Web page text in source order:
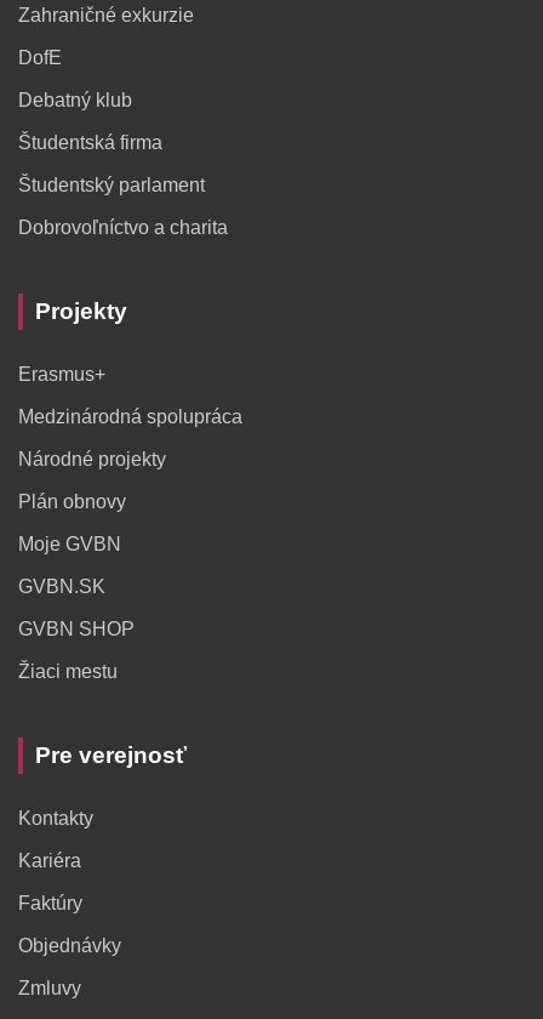
Zahraničné exkurzie
DofE
Debatný klub
Študentská firma
Študentský parlament
Dobrovoľníctvo a charita
Projekty
Erasmus+
Medzinárodná spolupráca
Národné projekty
Plán obnovy
Moje GVBN
GVBN.SK
GVBN SHOP
Žiaci mestu
Pre verejnosť
Kontakty
Kariéra
Faktúry
Objednávky
Zmluvy